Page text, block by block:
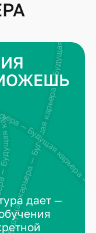
Будущая карьера — Будущая карьера — Будущая карьера — Будущая карьера —
дает —